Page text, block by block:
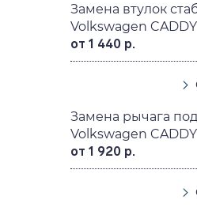
Замена втулок
Volkswagen CADDY
от 1 440 р.
Замена рычага
Volkswagen CADDY
от 1 920 р.